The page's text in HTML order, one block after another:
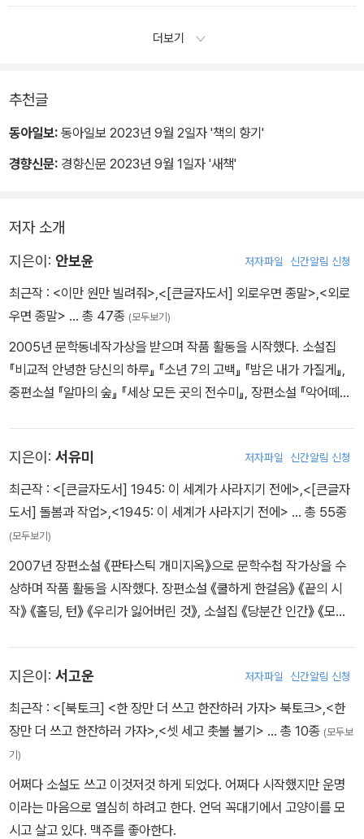
- 김숨, 「고요한 밤, 거룩한 밤」에서
더보기
추천글
동아일보: 동아일보 2023년 9월 2일자 '책의 향기'
경향신문: 경향신문 2023년 9월 1일자 '새책'
저자 소개
지은이: 안보윤 저자파일 신간알림 신청
최근작 : <이만 원만 빌려줘> <[큰글자도서] 외로우면 종말> <외로
우면 종말> … 총 47종 (모두보기)
2005년 문학동네작가상을 받으며 작품 활동을 시작했다. 소설집
『비교적 안녕한 당신의 하루』 『소년 7의 고백』 『밤은 내가 가질게』,
중편소설 『알마의 숲』 『세상 모든 곳의 전수미』, 장편소설 『악어떼가
학상을 수상했다.
지은이: 서유미 저자파일 신간알림 신청
최근작 : <[큰글자도서] 1945: 이 세계가 사라지기 전에> <[큰글자
도서] 돌봄과 작업> <1945: 이 세계가 사라지기 전에> … 총 55종
(모두보기)
2007년 장편소설 《판타스틱 개미지옥》으로 문학수첩 작가상을 수
상하며 작품 활동을 시작했다. 장편소설 《쿨하게 한걸음》 《끝의 시
작》 《홀딩, 턴》 《우리가 잃어버린 것》, 소설집 《당분간 인간》 《모두
지은이: 서고운 저자파일 신간알림 신청
최근작 : <[북토크] <한 장만 더 쓰고 한잔하러 가자> 북토크> <한
장만 더 쓰고 한잔하러 가자> <셋 세고 촛불 불기> … 총 10종 (모두보
기)
어쩌다 소설도 쓰고 이것저것 하게 되었다. 어쩌다 시작했지만 운명
이라는 마음으로 열심히 하려고 한다. 언덕 꼭대기에서 고양이를 모
시고 살고 있다. 맥주를 좋아한다.